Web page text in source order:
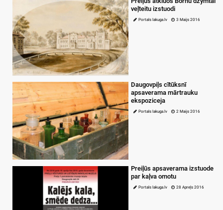
veļteitu izstuodi
Portals lakuga.lv 3 Maijs 2016
Daugovpiļs cītūksnī
apsaverama mārtrauku
ekspoziceja
Portals lakuga.lv 2 Maijs 2016
Preiļūs apsaverama izstuode
par kaļva omotu
Portals lakuga.lv 28 Apreļs 2016